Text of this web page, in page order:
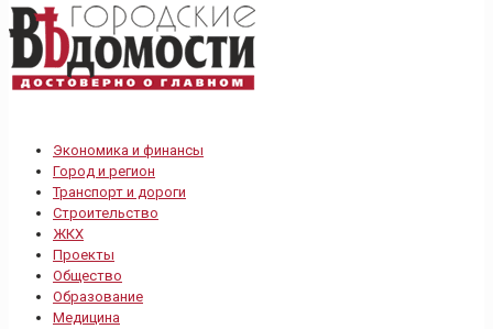
Экономика и финансы
Город и регион
Транспорт и дороги
Строительство
ЖКХ
Проекты
Общество
Образование
Медицина